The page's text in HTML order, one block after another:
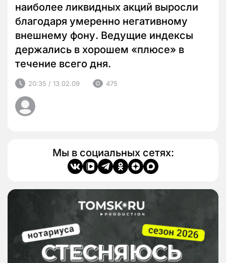
наиболее ликвидных акций выросли
благодаря умеренно негативному
внешнему фону. Ведущие индексы
держались в хорошем «плюсе» в
течение всего дня.
20:35 / 13.02.09 475
Мы в социальных сетях: